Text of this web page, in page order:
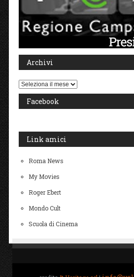
Archivi
Archivi
Facebook
Link amici
Roma News
My Movies
Roger Ebert
Mondo Cult
Scuola di Cinema